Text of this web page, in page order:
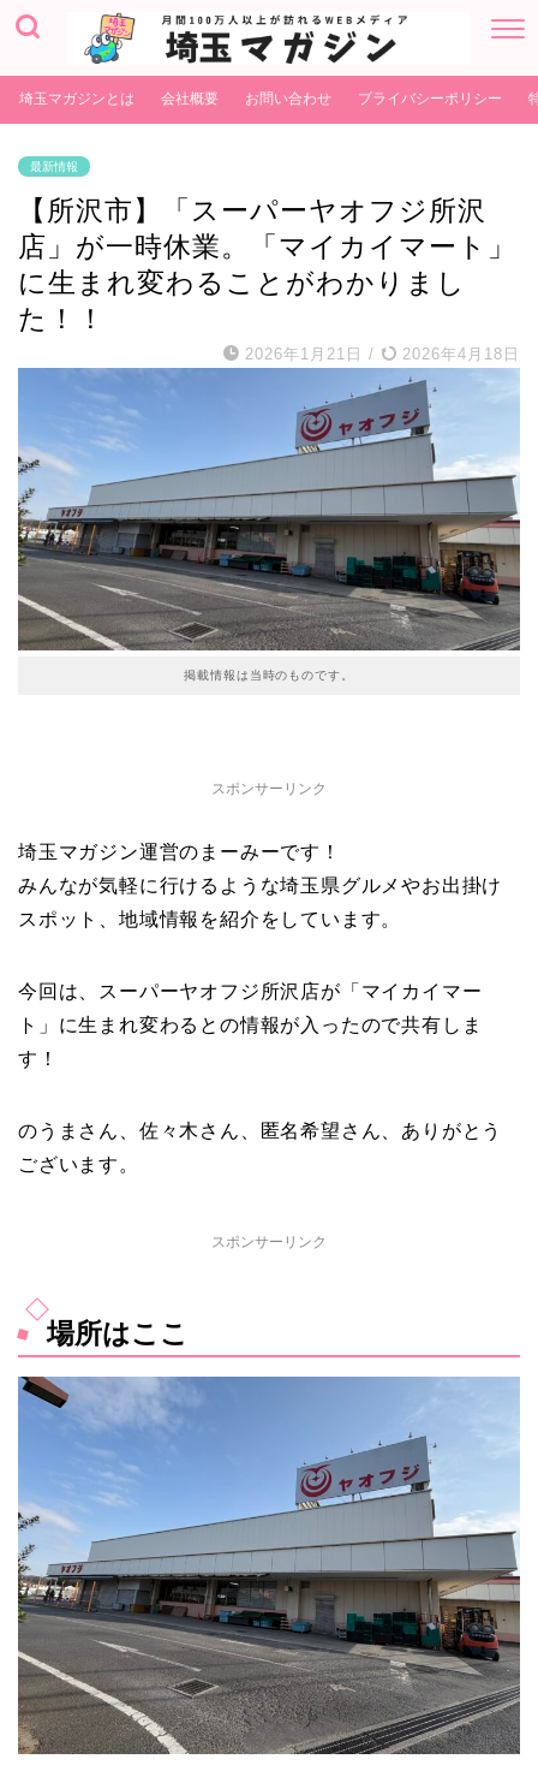
埼玉マガジンとは 会社概要 お問い合わせ プライバシーポリシー
最新情報
【所沢市】「スーパーヤオフジ所沢
店」が一時休業。「マイカイマート」
に生まれ変わることがわかりまし
た！！
2026年1月21日 / 2026年4月18日
掲載情報は当時のものです。
スポンサーリンク
埼玉マガジン運営のまーみーです！
みんなが気軽に行けるような埼玉県グルメやお出掛け
スポット、地域情報を紹介をしています。
今回は、スーパーヤオフジ所沢店が「マイカイマー
ト」に生まれ変わるとの情報が入ったので共有しま
す！
のうまさん、佐々木さん、匿名希望さん、ありがとう
ございます。
スポンサーリンク
場所はここ